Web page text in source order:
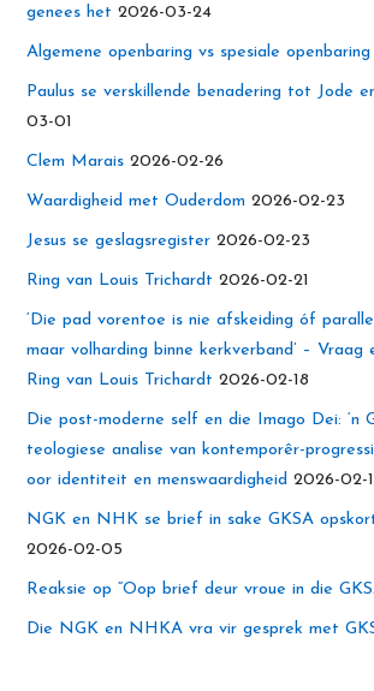
genees het 2026-03-24
Algemene openbaring vs spesiale openbaring
Paulus se verskillende benadering tot Jode
03-01
Clem Marais 2026-02-26
Waardigheid met Ouderdom 2026-02-23
Jesus se geslagsregister 2026-02-23
Ring van Louis Trichardt 2026-02-21
‘Die pad vorentoe is nie afskeiding óf
maar volharding binne kerkverband’ –
Ring van Louis Trichardt 2026-02-18
Die post-moderne self en die Imago Dei: ‘n
teologiese analise van kontemporêr-
oor identiteit en menswaardigheid 2026-02-
NGK en NHK se brief in sake GKSA
2026-02-05
Reaksie op “Oop brief deur vroue in die
Die NGK en NHKA vra vir gesprek met